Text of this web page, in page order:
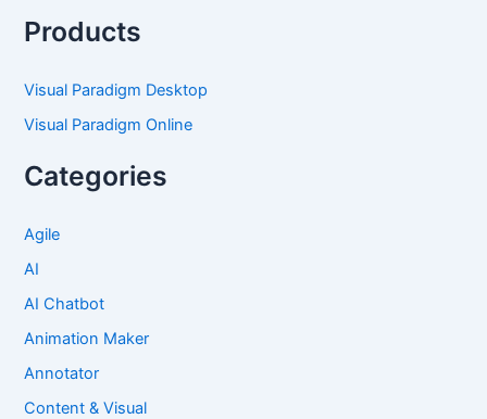
Products
Visual Paradigm Desktop
Visual Paradigm Online
Categories
Agile
AI
AI Chatbot
Animation Maker
Annotator
Content & Visual